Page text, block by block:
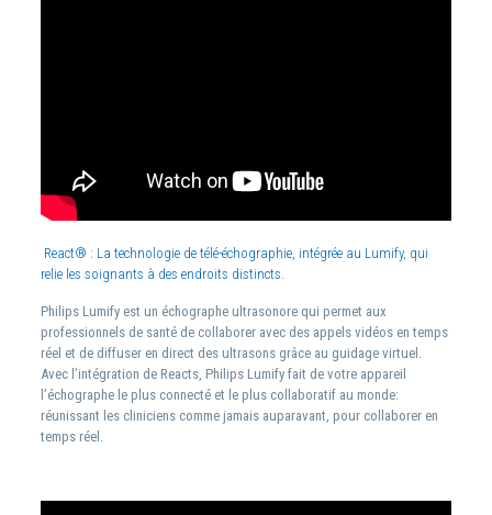
React® : La technologie de télé-échographie, intégrée au Lumify, qui
relie les soignants à des endroits distincts.
Philips Lumify est un échographe ultrasonore qui permet aux
professionnels de santé de collaborer avec des appels vidéos en temps
réel et de diffuser en direct des ultrasons grâce au guidage virtuel.
Avec l’intégration de Reacts, Philips Lumify fait de votre appareil
l’échographe le plus connecté et le plus collaboratif au monde:
réunissant les cliniciens comme jamais auparavant, pour collaborer en
temps réel.